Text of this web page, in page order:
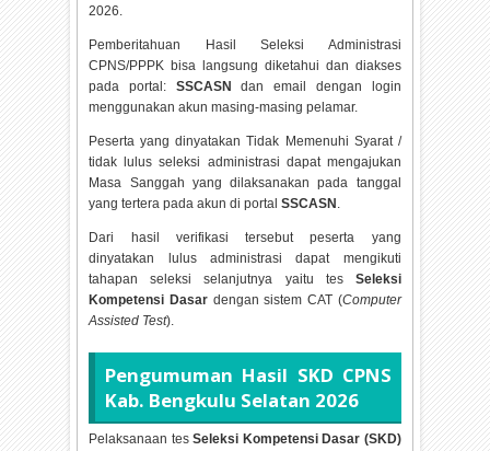
2026.
Pemberitahuan Hasil Seleksi Administrasi
CPNS/PPPK bisa langsung diketahui dan diakses
pada portal: SSCASN
dan email dengan login
menggunakan akun masing-masing pelamar.
Peserta yang dinyatakan Tidak Memenuhi Syarat /
tidak lulus seleksi administrasi dapat mengajukan
Masa Sanggah yang dilaksanakan pada tanggal
yang tertera pada akun di portalSSCASN .
Dari hasil verifikasi tersebut peserta yang
dinyatakan lulus administrasi dapat mengikuti
tahapan seleksi selanjutnya yaitu tes Seleksi
Kompetensi Dasar dengan sistem CAT (Computer
Assisted Test).
Pengumuman Hasil SKD CPNS
Kab. Bengkulu Selatan 2026
Pelaksanaan tesSeleksi Kompetensi Dasar (SKD)